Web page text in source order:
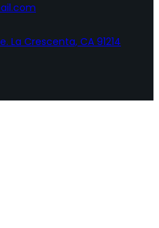
La Crescenta, CA 91214